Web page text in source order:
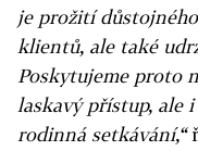
je prožití
klientů, ale také
Poskytujeme proto
laskavý přístup, ale
rodinná setkávání,“